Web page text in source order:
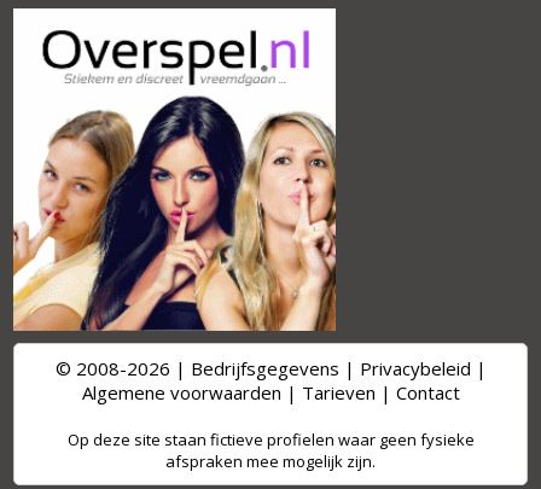
© 2008-2026 | Bedrijfsgegevens | Privacybeleid |
Algemene voorwaarden | Tarieven | Contact
Op deze site staan fictieve profielen waar geen fysieke
afspraken mee mogelijk zijn.